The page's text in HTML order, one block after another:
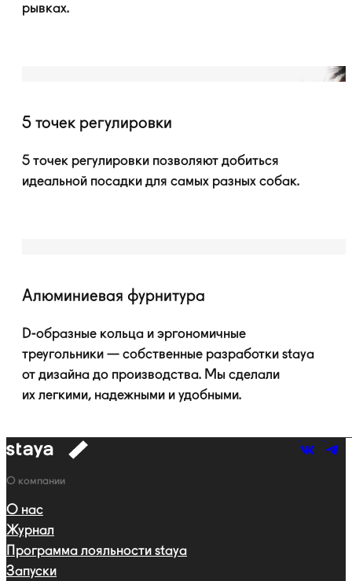
рывках.
5 точек регулировки
5 точек регулировки позволяют добиться
идеальной посадки для самых разных собак.
Алюминиевая фурнитура
D-образные кольца и эргономичные
треугольники — собственные разработки staya
от дизайна до производства. Мы сделали
их легкими, надежными и удобными.
к
Навигация
О компании
О нас
Журнал
Программа лояльности staya
Запуски